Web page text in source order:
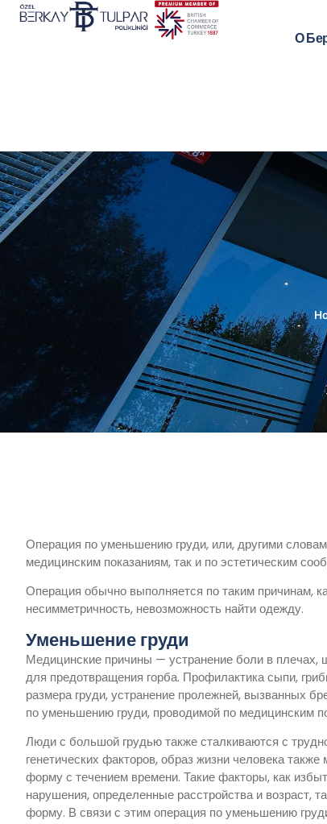
О
Операция по уменьшению груди, или, другими
медицинским показаниям, так и по эстетическим
Операция обычно выполняется по таким причинам,
несимметричность, невозможность найти одежду.
Уменьшение груди
Медицинские причины — устранение боли в плечах,
для предотвращения горба. Профилактика сыпи,
размера груди, устранение пролежней, вызванных
по уменьшению груди, проводимой по медицинским
Люди с большой грудью также сталкиваются с
генетических факторов, образ жизни человека
форму с течением времени. Такие факторы, как
нарушения, определенные расстройства и возраст,
форму. В связи с этим операция по уменьшению